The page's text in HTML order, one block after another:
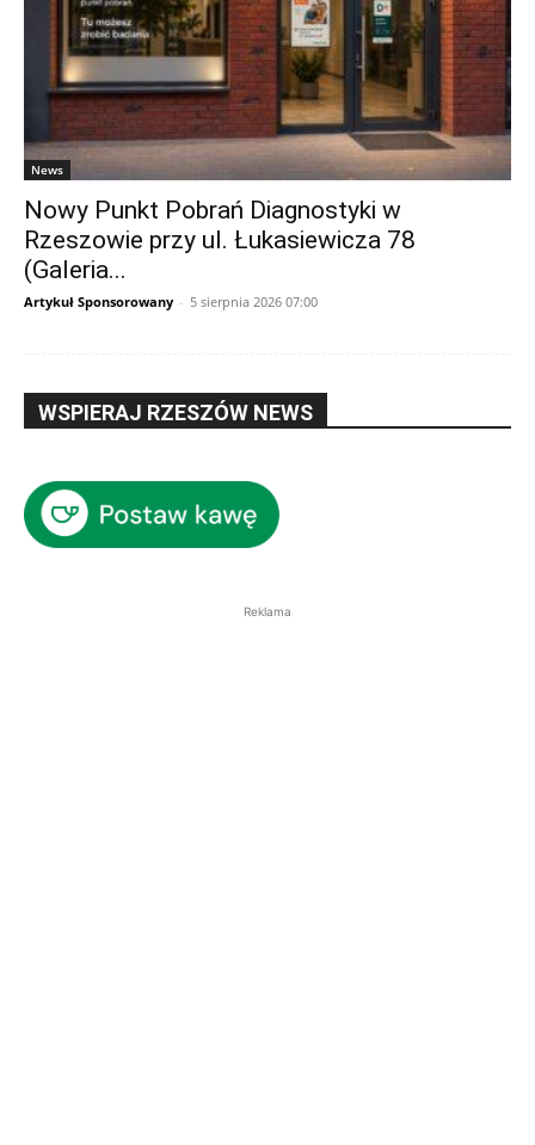
News
Nowy Punkt Pobrań Diagnostyki w
Rzeszowie przy ul. Łukasiewicza 78
(Galeria...
Artykuł Sponsorowany - 5 sierpnia 2026 07:00
WSPIERAJ RZESZÓW NEWS
Reklama